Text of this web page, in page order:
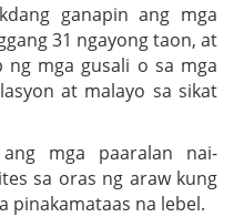
ganapin ang mga
31 ngayong taon, at
mga gusali o sa mga
at malayo sa sikat
mga paaralan nai-
sa oras ng araw kung
pinakamataas na lebel.